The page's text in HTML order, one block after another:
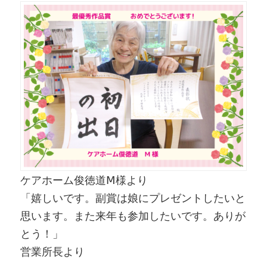
ケアホーム俊徳道Ⅿ様より
「嬉しいです。副賞は娘にプレゼントしたいと
思います。また来年も参加したいです。ありが
とう！」
営業所長より